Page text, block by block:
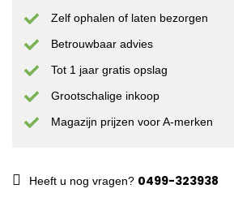
Zelf ophalen of laten bezorgen
Betrouwbaar advies
Tot 1 jaar gratis opslag
Grootschalige inkoop
Magazijn prijzen voor A-merken
Heeft u nog vragen? 0499-323938